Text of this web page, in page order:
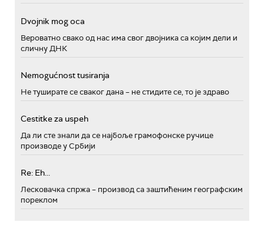
Dvojnik mog oca
Вероватно свако од нас има свог двојника са којим дели и
сличну ДНК
Nemogućnost tusiranja
Не туширате се сваког дана – не стидите се, то је здраво
Cestitke za uspeh
Да ли сте знали да се најбоље грамофонске ручице
производе у Србији
Re: Eh...
Лесковачка спржа – производ са заштићеним географским
пореклом